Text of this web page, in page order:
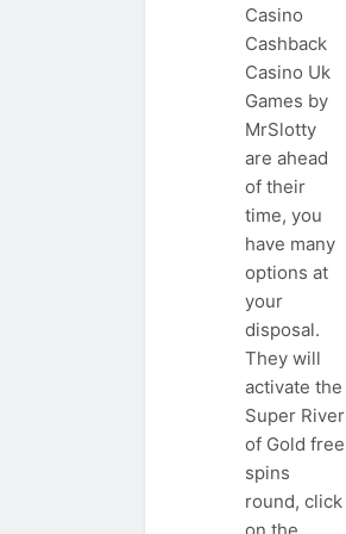
Casino
Cashback
Casino Uk
Games by
MrSlotty
are ahead
of their
time, you
have many
options at
your
disposal.
They will
activate the
Super River
of Gold free
spins
round, click